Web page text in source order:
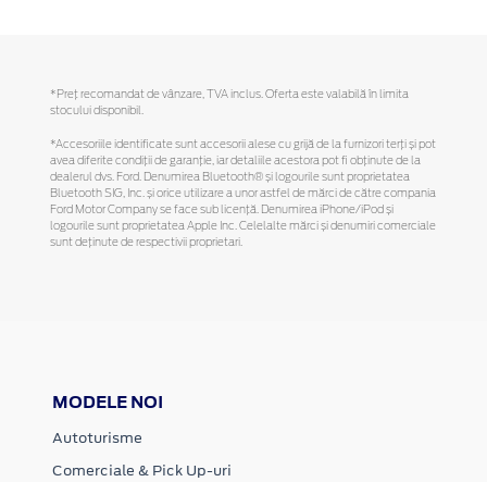
*Preţ recomandat de vânzare, TVA inclus. Oferta este valabilă în limita
stocului disponibil.
*Accesoriile identificate sunt accesorii alese cu grijă de la furnizori terți și pot
avea diferite condiții de garanție, iar detaliile acestora pot fi obținute de la
dealerul dvs. Ford. Denumirea Bluetooth® și logourile sunt proprietatea
Bluetooth SIG, Inc. și orice utilizare a unor astfel de mărci de către compania
Ford Motor Company se face sub licență. Denumirea iPhone/iPod și
logourile sunt proprietatea Apple Inc. Celelalte mărci și denumiri comerciale
sunt deținute de respectivii proprietari.
MODELE NOI
Autoturisme
Comerciale & Pick Up-uri